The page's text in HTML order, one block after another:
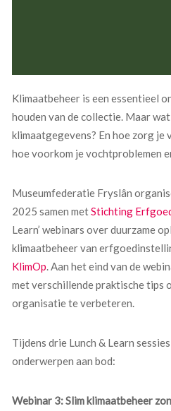
Klimaatbeheer is een essentieel
houden van de collectie. Maar
klimaatgegevens? En hoe zorg je
hoe voorkom je vochtproblemen
Museumfederatie Fryslân
2025 samen metStichting
Learn’ webinars over duurzame
klimaatbeheer van
KlimOp . Aan het eind van de
met verschillende praktische tips
organisatie te verbeteren.
Tijdens drie Lunch & Learn
onderwerpen aan bod:
Webinar 3: Slim klimaatbeheer